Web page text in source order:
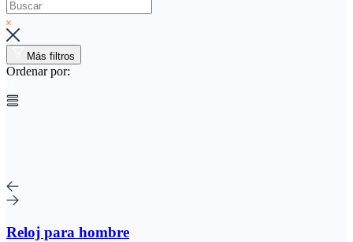
Más filtros
Ordenar por:
Reloj para hombre